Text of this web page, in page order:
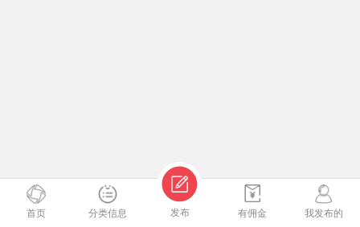
首页 分类信息 发布 有佣金 我发布的